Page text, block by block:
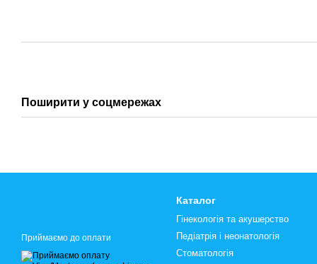
Поширити у соцмережах
Приймаємо до оплати
Каталог
Гінекологія та акушерство
Педіатрія і неонатологія
Стоматологія